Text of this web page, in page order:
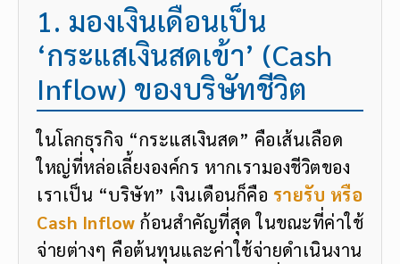
1. มองเงินเดือนเป็น
‘กระแสเงินสดเข้า’ (Cash
Inflow) ของบริษัทชีวิต
ในโลกธุรกิจ “กระแสเงินสด” คือเส้นเลือด
ใหญ่ที่หล่อเลี้ยงองค์กร หากเรามองชีวิตของ
เราเป็น “บริษัท” เงินเดือนก็คือ รายรับ หรือ
Cash Inflow ก้อนสำคัญที่สุด ในขณะที่ค่าใช้
จ่ายต่างๆ คือต้นทุนและค่าใช้จ่ายดำเนินงาน